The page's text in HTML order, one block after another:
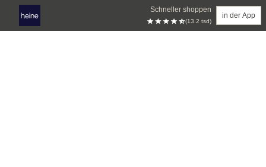
Schneller shoppen
(13.2 tsd)
in der App